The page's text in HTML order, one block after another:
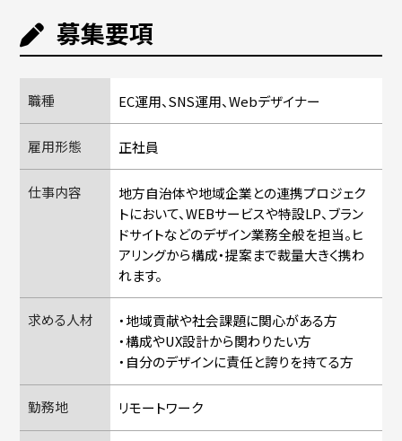
募集要項
職種 EC運用、SNS運用、Webデザイナー
雇用形態 正社員
仕事内容
地方自治体や地域企業との連携プロジェク
トにおいて、WEBサービスや特設LP、ブラン
ドサイトなどのデザイン業務全般を担当。ヒ
アリングから構成・提案まで裁量大きく携わ
れます。
求める人材
・地域貢献や社会課題に関心がある方
・構成やUX設計から関わりたい方
・自分のデザインに責任と誇りを持てる方
勤務地 リモートワーク